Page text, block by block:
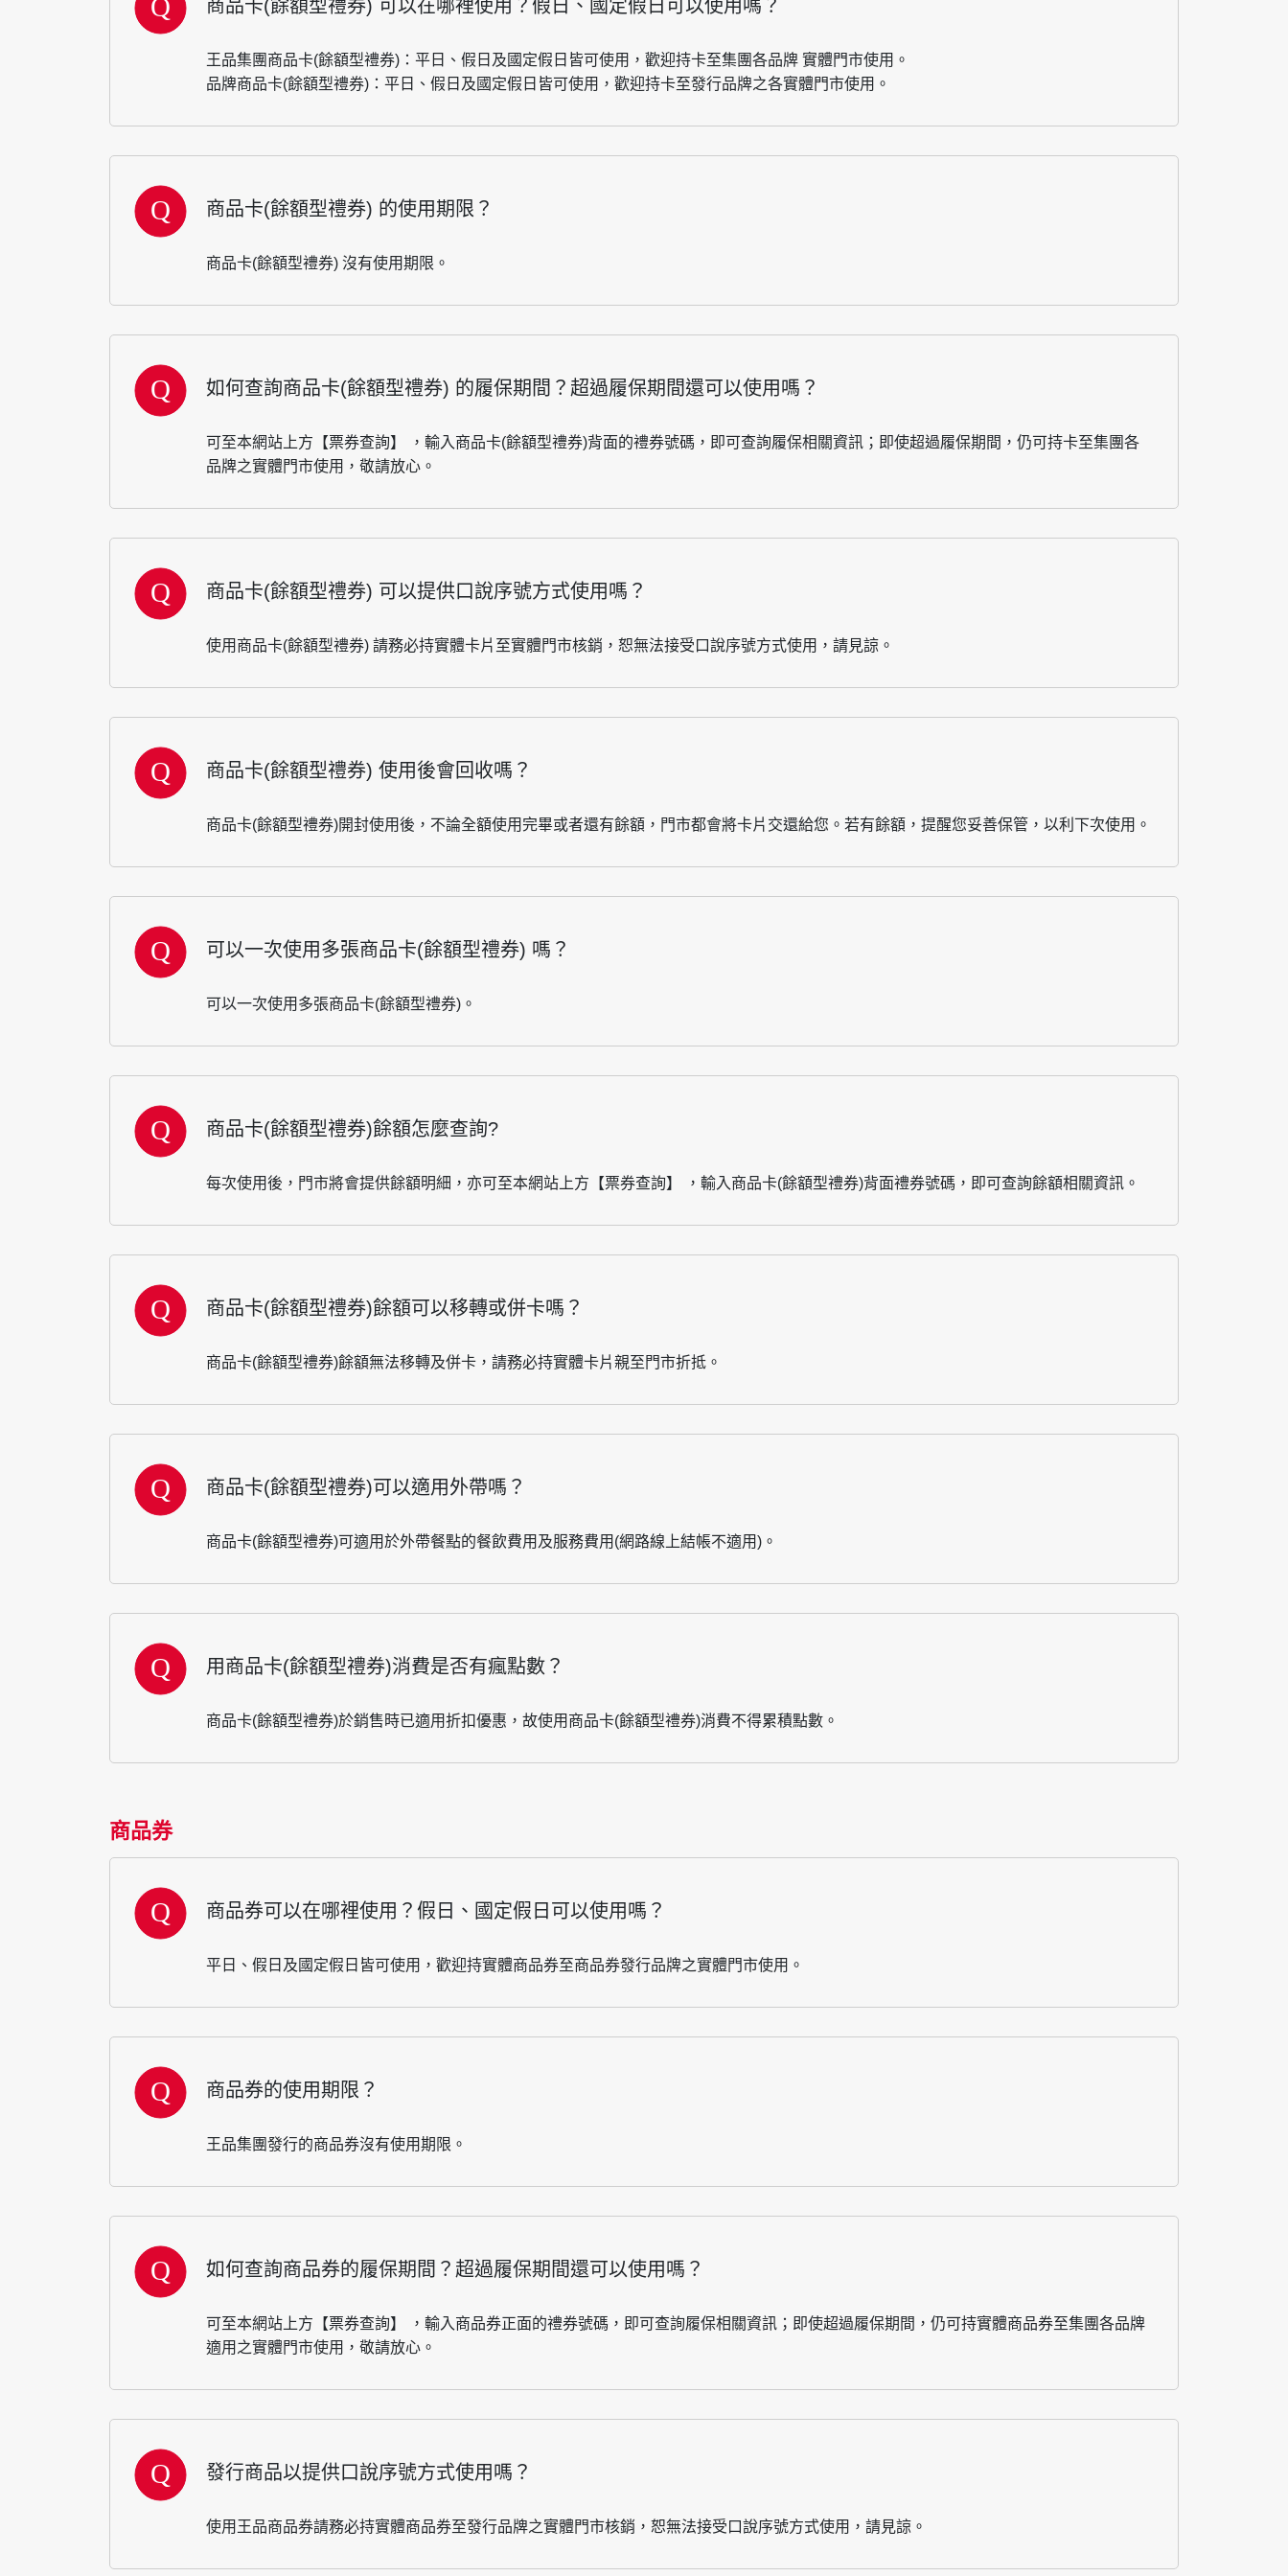
商品卡(餘額型禮券) 可以在哪裡使用？假日、國定假日可以使用嗎？
王品集團商品卡(餘額型禮券)：平日、假日及國定假日皆可使用，歡迎持卡至集團各品牌 實體門市使用。
品牌商品卡(餘額型禮券)：平日、假日及國定假日皆可使用，歡迎持卡至發行品牌之各實體門市使用。
商品卡(餘額型禮券) 的使用期限？
商品卡(餘額型禮券) 沒有使用期限。
如何查詢商品卡(餘額型禮券) 的履保期間？超過履保期間還可以使用嗎？
可至本網站上方【票券查詢】 ，輸入商品卡(餘額型禮券)背面的禮券號碼，即可查詢履保相關資訊；即使超過履保期間，仍可持卡至集團各
品牌之實體門市使用，敬請放心。
商品卡(餘額型禮券) 可以提供口說序號方式使用嗎？
使用商品卡(餘額型禮券) 請務必持實體卡片至實體門市核銷，恕無法接受口說序號方式使用，請見諒。
商品卡(餘額型禮券) 使用後會回收嗎？
商品卡(餘額型禮券)開封使用後，不論全額使用完畢或者還有餘額，門市都會將卡片交還給您。若有餘額，提醒您妥善保管，以利下次使用。
可以一次使用多張商品卡(餘額型禮券) 嗎？
可以一次使用多張商品卡(餘額型禮券)。
商品卡(餘額型禮券)餘額怎麼查詢?
每次使用後，門市將會提供餘額明細，亦可至本網站上方【票券查詢】 ，輸入商品卡(餘額型禮券)背面禮券號碼，即可查詢餘額相關資訊。
商品卡(餘額型禮券)餘額可以移轉或併卡嗎？
商品卡(餘額型禮券)餘額無法移轉及併卡，請務必持實體卡片親至門市折抵。
商品卡(餘額型禮券)可以適用外帶嗎？
商品卡(餘額型禮券)可適用於外帶餐點的餐飲費用及服務費用(網路線上結帳不適用)。
用商品卡(餘額型禮券)消費是否有瘋點數？
商品卡(餘額型禮券)於銷售時已適用折扣優惠，故使用商品卡(餘額型禮券)消費不得累積點數。
商品券
商品券可以在哪裡使用？假日、國定假日可以使用嗎？
平日、假日及國定假日皆可使用，歡迎持實體商品券至商品券發行品牌之實體門市使用。
商品券的使用期限？
王品集團發行的商品券沒有使用期限。
如何查詢商品券的履保期間？超過履保期間還可以使用嗎？
可至本網站上方【票券查詢】 ，輸入商品券正面的禮券號碼，即可查詢履保相關資訊；即使超過履保期間，仍可持實體商品券至集團各品牌
適用之實體門市使用，敬請放心。
發行商品以提供口說序號方式使用嗎？
使用王品商品券請務必持實體商品券至發行品牌之實體門市核銷，恕無法接受口說序號方式使用，請見諒。